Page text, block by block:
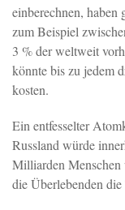
einberechnen, haben
zum Beispiel
3 % der weltweit
könnte bis zu jedem
kosten.
Ein entfesselter
Russland würde
Milliarden Menschen
die Überlebenden